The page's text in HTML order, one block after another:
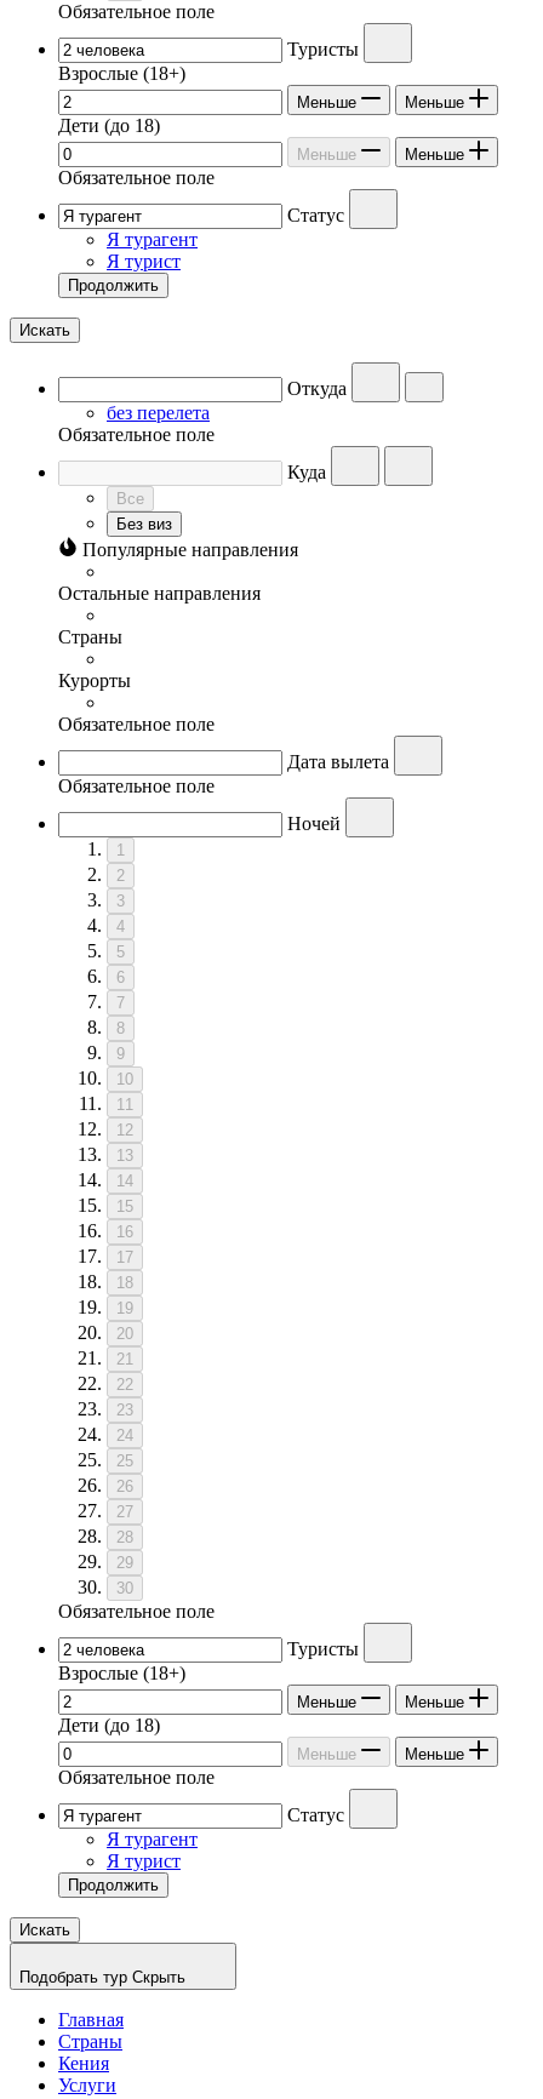
Обязательное поле
Туристы
Взрослые (18+)
Меньше Меньше
Дети (до 18)
Меньше Меньше
Обязательное поле
Статус
Я турагент
Я турист
Продолжить
Искать
Откуда
без перелета
Обязательное поле
Куда
Все
Без виз
Популярные направления
Остальные направления
Страны
Курорты
Обязательное поле
Дата вылета
Обязательное поле
Ночей
1
2
3
4
5
6
7
8
9
10
11
12
13
14
15
16
17
18
19
20
21
22
23
24
25
26
27
28
29
30
Обязательное поле
Туристы
Взрослые (18+)
Меньше Меньше
Дети (до 18)
Меньше Меньше
Обязательное поле
Статус
Я турагент
Я турист
Продолжить
Искать
Подобрать тур Скрыть
Главная
Страны
Кения
Услуги